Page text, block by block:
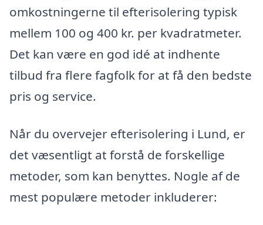
omkostningerne til efterisolering typisk
mellem 100 og 400 kr. per kvadratmeter.
Det kan være en god idé at indhente
tilbud fra flere fagfolk for at få den bedste
pris og service.
Når du overvejer efterisolering i Lund, er
det væsentligt at forstå de forskellige
metoder, som kan benyttes. Nogle af de
mest populære metoder inkluderer: